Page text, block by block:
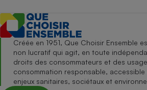
Créée en 1951, Que Choisir Ensemble
non lucratif qui agit, en toute
droits des consommateurs et des
consommation responsable,
enjeux sanitaires, sociétaux et